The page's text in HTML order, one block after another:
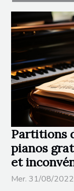
Partitions
pianos
et
Mer. 31/08/